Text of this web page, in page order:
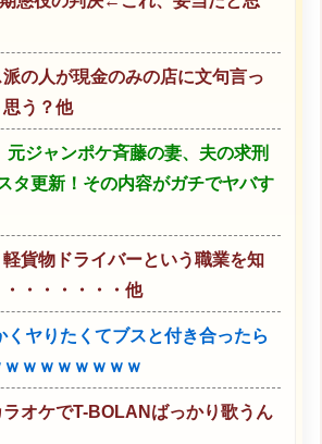
の人が現金のみの店に文句言っ
う？他
元ジャンポケ斉藤の妻、夫の求刑
タ更新！その内容がガチでヤバす
軽貨物ドライバーという職業を知
・・・・・・他
くヤりたくてブスと付き合ったら
ｗｗｗｗｗｗｗ
オケでT-BOLANばっかり歌うん